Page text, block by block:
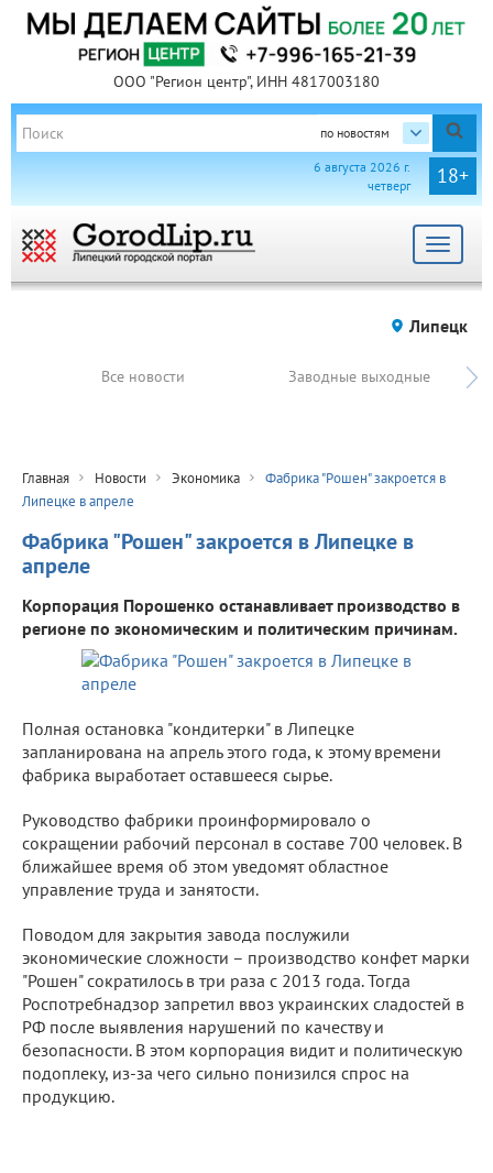
ООО "Регион центр", ИНН 4817003180
по новостям
18+
6 августа 2026 г.
четверг
Toggle
Липецк
Все новости Заводные выходные
Главная Новости Экономика
Фабрика "Рошен" закроется в
Липецке в апреле
Фабрика "Рошен" закроется в Липецке в
апреле
Корпорация Порошенко останавливает производство в
регионе по экономическим и политическим причинам.
Полная остановка "кондитерки" в Липецке
запланирована на апрель этого года, к этому времени
фабрика выработает оставшееся сырье.
Руководство фабрики проинформировало о
сокращении рабочий персонал в составе 700 человек. В
ближайшее время об этом уведомят областное
управление труда и занятости.
Поводом для закрытия завода послужили
экономические сложности – производство конфет марки
"Рошен" сократилось в три раза с 2013 года. Тогда
Роспотребнадзор запретил ввоз украинских сладостей в
РФ после выявления нарушений по качеству и
безопасности. В этом корпорация видит и политическую
подоплеку, из-за чего сильно понизился спрос на
продукцию.